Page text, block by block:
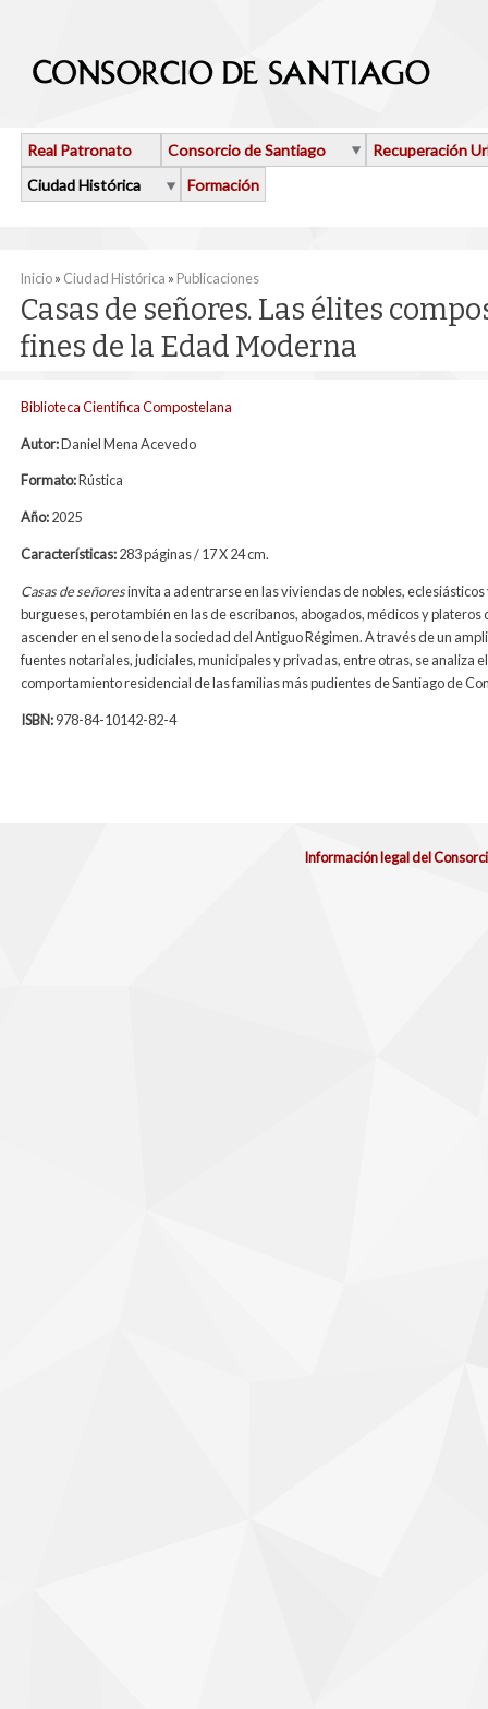
Real Patronato Consorcio de Santiago
Recuperación
Ciudad Histórica
Formación
Se encuentra usted aquí
Inicio» Ciudad Histórica » Publicaciones
Casas de señores. Las élites
fines de la Edad Moderna
Biblioteca Cientifica Compostelana
Autor:Daniel Mena Acevedo
Formato:Rústica
Año:2025
Características:283 páginas / 17 X 24 cm.
Casas de señoresinvita a adentrarse en las viviendas de nobles, eclesiásticos
burgueses, pero también en las de escribanos, abogados, médicos y plateros
ascender en el seno de la sociedad del Antiguo Régimen. A través de un
fuentes notariales, judiciales, municipales y privadas, entre otras, se analiza el
comportamiento residencial de las familias más pudientes de Santiago de
ISBN:978-84-10142-82-4
Información legal del